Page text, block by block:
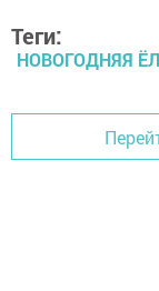
Теги:
НОВОГОДНЯЯ